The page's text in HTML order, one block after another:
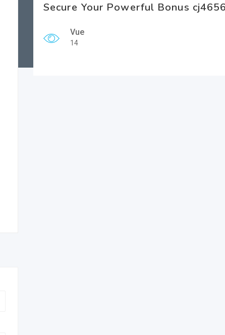
Secure Your Powerful Bonus
Vue
14